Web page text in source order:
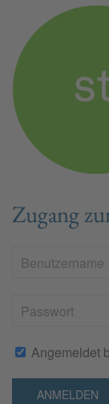
Zugang
Angemeldet
ANMELDEN